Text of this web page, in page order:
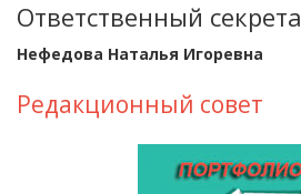
Ответственный
Нефедова Наталья Игоревна
Редакционный совет